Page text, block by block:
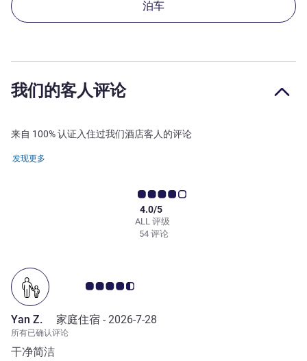
泊车
我们的客人评论
来自 100% 认证入住过我们酒店客人的评论
发现更多
ALL 评级
4.0/5
54 评论
客户意见评级 4.5/5
Yan Z. 家庭住宿 - 2026-7-28
所有已确认评论
干净简洁